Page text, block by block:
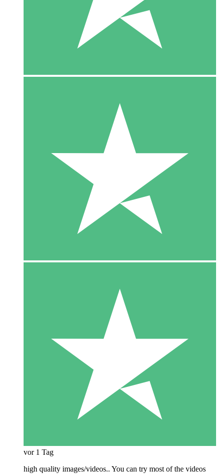
vor 1 Tag
high quality images/videos.. You can try most of the videos